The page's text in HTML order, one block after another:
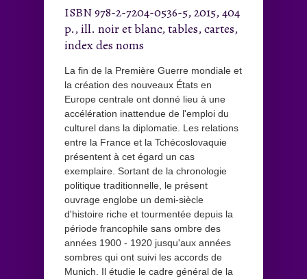
ISBN 978-2-7204-0536-5, 2015, 404
p., ill. noir et blanc, tables, cartes,
index des noms
La fin de la Première Guerre mondiale et
la création des nouveaux États en
Europe centrale ont donné lieu à une
accélération inattendue de l'emploi du
culturel dans la diplomatie. Les relations
entre la France et la Tchécoslovaquie
présentent à cet égard un cas
exemplaire. Sortant de la chronologie
politique traditionnelle, le présent
ouvrage englobe un demi-siècle
d'histoire riche et tourmentée depuis la
période francophile sans ombre des
années 1900 - 1920 jusqu'aux années
sombres qui ont suivi les accords de
Munich. Il étudie le cadre général de la